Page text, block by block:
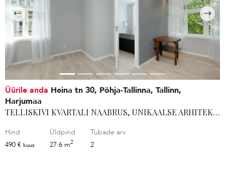
Üürile anda Heina tn 30, Põhja-Tallinna, Tallinn,
Harjumaa
TELLISKIVI KVARTALI NAABRUS, UNIKAALSE ARHITEKTUURIGA MAJA!
Hind
490 € kuus
Üldpind
27.6 m2
Tubade arv
2